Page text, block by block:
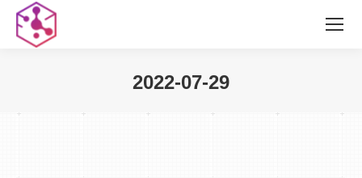
2022-07-29